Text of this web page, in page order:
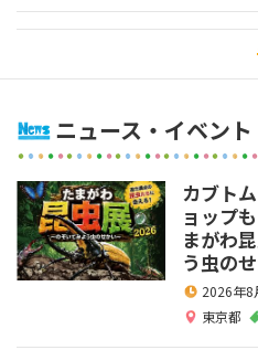
ニュース・イベント
カブト
ョップ
まがわ
う虫の
2026年8
東京都